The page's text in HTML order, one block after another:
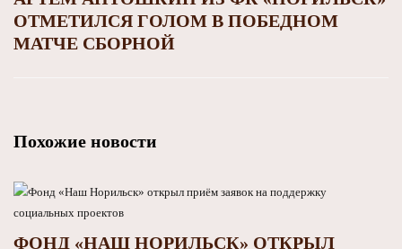
ОТМЕТИЛСЯ ГОЛОМ В ПОБЕДНОМ
МАТЧЕ СБОРНОЙ
Похожие новости
ФОНД «НАШ НОРИЛЬСК» ОТКРЫЛ